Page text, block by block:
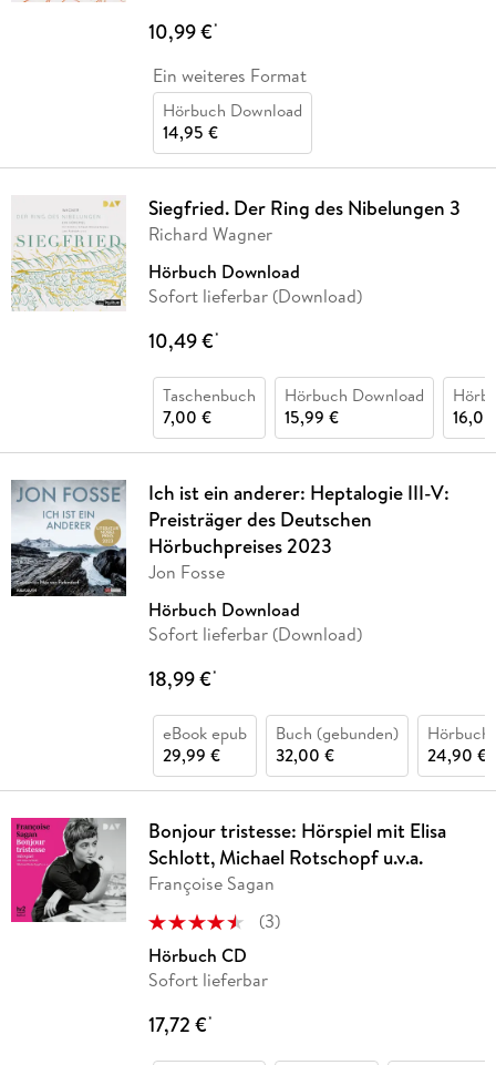
10,99 €*
Ein weiteres Format
Hörbuch Download
14,95 €
Siegfried. Der Ring des Nibelungen 3
Richard Wagner
Hörbuch Download
Sofort lieferbar (Download)
10,49 €*
Taschenbuch
7,00 €
Hörbuch Download
15,99 €
Ich ist ein anderer: Heptalogie III-V:
Preisträger des Deutschen
Hörbuchpreises 2023
Jon Fosse
Hörbuch Download
Sofort lieferbar (Download)
18,99 €*
eBook epub
29,99 €
Buch (gebunden)
32,00 €
Hörbuch
24,90 €
Bonjour tristesse: Hörspiel mit Elisa
Schlott, Michael Rotschopf u.v.a.
Françoise Sagan
(3)
Hörbuch CD
Sofort lieferbar
17,72 €*